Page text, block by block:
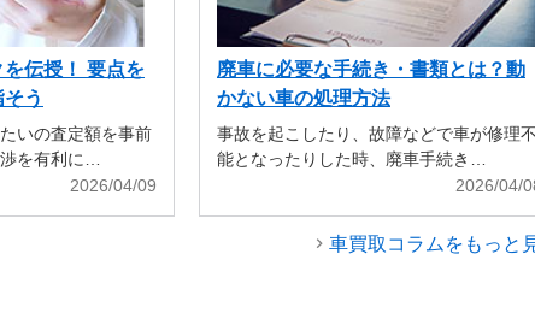
伝授！ 要点を
う
いの査定額を事前
を有利に…
2026/04/09
廃車に必要な手続き・書類とは？動
かない車の処理方法
事故を起こしたり、故障などで車が修理不
能となったりした時、廃車手続き…
2026/04/
車買取コラムをもっと